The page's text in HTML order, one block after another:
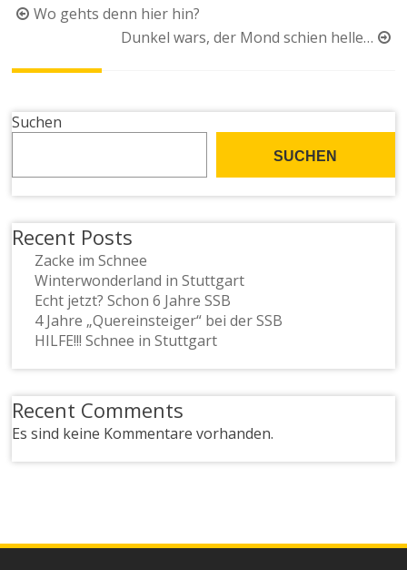
Beitragsnavigation
Wo gehts denn hier hin?
Dunkel wars, der Mond schien helle…
Suchen
SUCHEN
Recent Posts
Zacke im Schnee
Winterwonderland in Stuttgart
Echt jetzt? Schon 6 Jahre SSB
4 Jahre „Quereinsteiger“ bei der SSB
HILFE!!! Schnee in Stuttgart
Recent Comments
Es sind keine Kommentare vorhanden.